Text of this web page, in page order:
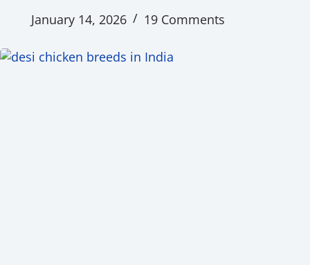
January 14, 2026 19 Comments